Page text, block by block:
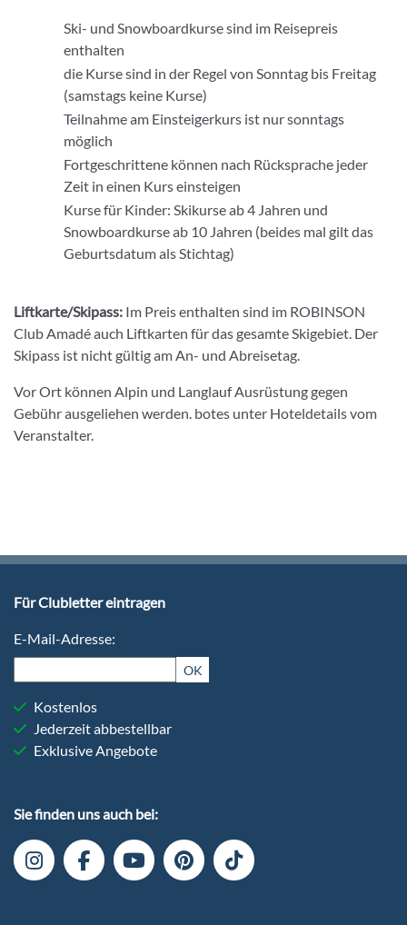
Ski- und Snowboardkurse sind im Reisepreis
enthalten
die Kurse sind in der Regel von Sonntag bis Freitag
(samstags keine Kurse)
Teilnahme am Einsteigerkurs ist nur sonntags
möglich
Fortgeschrittene können nach Rücksprache jeder
Zeit in einen Kurs einsteigen
Kurse für Kinder: Skikurse ab 4 Jahren und
Snowboardkurse ab 10 Jahren (beides mal gilt das
Geburtsdatum als Stichtag)
Liftkarte/Skipass: Im Preis enthalten sind im ROBINSON
Club Amadé auch Liftkarten für das gesamte Skigebiet. Der
Skipass ist nicht gültig am An- und Abreisetag.
Vor Ort können Alpin und Langlauf Ausrüstung gegen
Gebühr ausgeliehen werden. botes unter Hoteldetails vom
Veranstalter.
Sie finden uns auch bei:
Für Clubletter eintragen
E-Mail-Adresse:
OK
Kostenlos
Jederzeit abbestellbar
Exklusive Angebote